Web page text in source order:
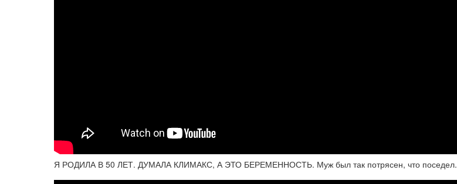
Я РОДИЛА В 50 ЛЕТ. ДУМАЛА КЛИМАКС, А ЭТО БЕРЕМЕННОСТЬ. Муж был так потрясен, что поседел.